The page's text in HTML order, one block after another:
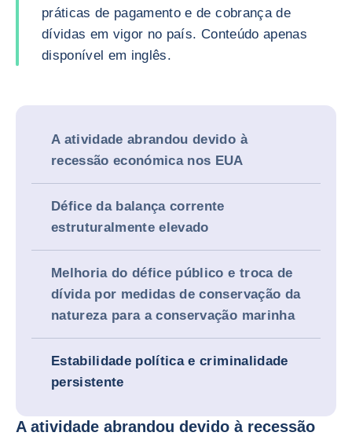
práticas de pagamento e de cobrança de
dívidas em vigor no país. Conteúdo apenas
disponível em inglês.
A atividade abrandou devido à
recessão económica nos EUA
Défice da balança corrente
estruturalmente elevado
Melhoria do défice público e troca de
dívida por medidas de conservação da
natureza para a conservação marinha
Estabilidade política e criminalidade
persistente
A atividade abrandou devido à recessão